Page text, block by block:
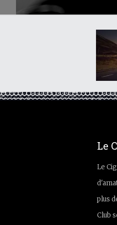
Le
Le
plus
Club